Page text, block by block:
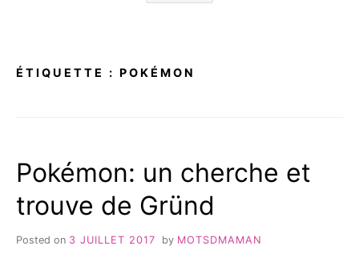
ÉTIQUETTE : POKÉMON
Pokémon: un cherche et
trouve de Gründ
Posted on 3 JUILLET 2017 by MOTSDMAMAN